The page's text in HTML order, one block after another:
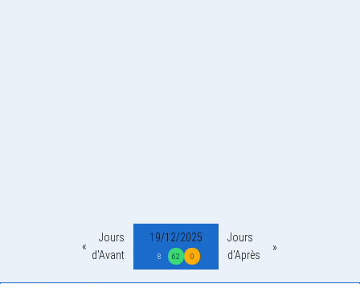
Jours
d'Avant
19/12/2025
8 62 0
Jours
d'Après